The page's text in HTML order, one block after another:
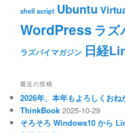
shell script Ubuntu
WordPress ラズ
ラズパイマガジン 日経
最近の投稿
2026年、本年もよろしくおね
ThinkBook 2025-10-29
そろそろ Windows10 から